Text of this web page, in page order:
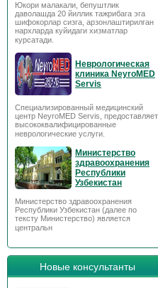
Юкори малакали, бепуштлик
даволашда 20 йиллик тажрибага эга
шифокорлар сизга, арзонлаштирилган
нархларда куйидаги хизматлар
курсатади.
Неврологическая
клиника NeyroMED
Servis
Специализированный медицинский
центр NeyroMED Servis, предоставляет
высококвалифицированные
неврологические услуги.
Министерство
здравоохранения
Республики
Узбекистан
Министерство здравоохранения
Республики Узбекистан (далее по
тексту Министерство) является
центральн
Новые консультанты